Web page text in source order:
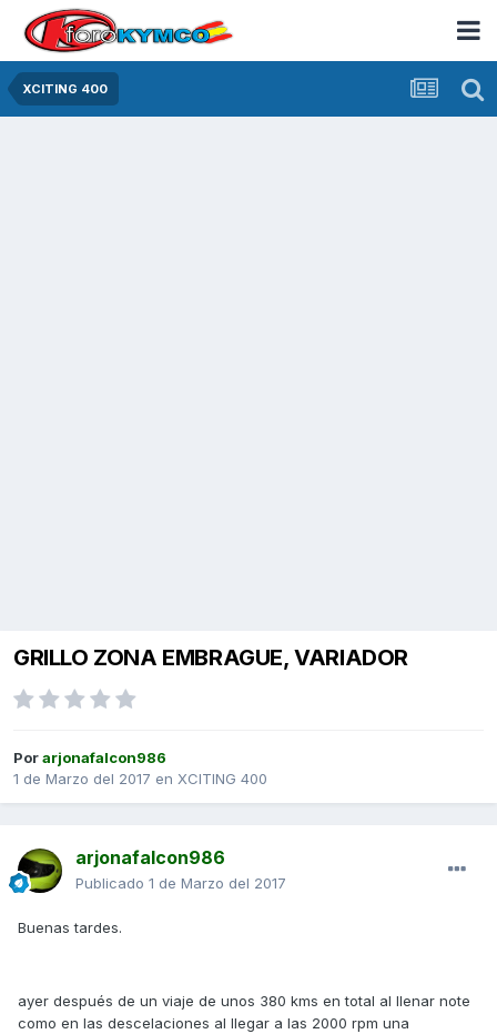
XCITING 400
GRILLO ZONA EMBRAGUE, VARIADOR
Porarjonafalcon986
1 de Marzo del 2017 en XCITING 400
arjonafalcon986
Publicado 1 de Marzo del 2017
Buenas tardes.
ayer después de un viaje de unos 380 kms en total al llenar note
como en las descelaciones al llegar a las 2000 rpm una